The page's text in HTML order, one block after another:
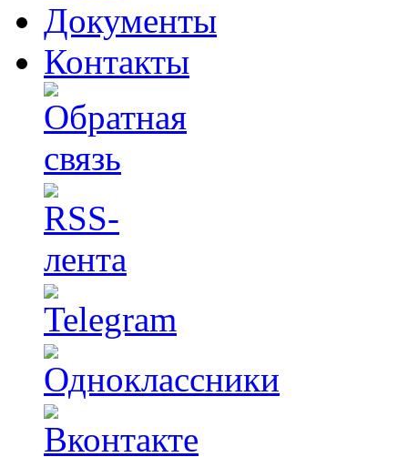
Документы
Контакты